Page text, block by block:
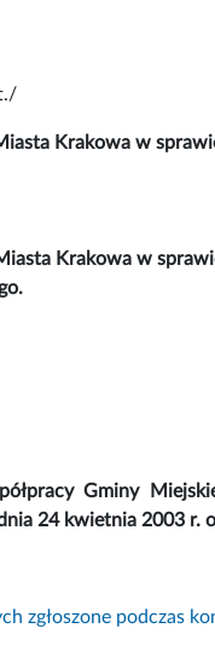
Krakowa w
Krakowa w
Gminy
24 kwietnia 2003 r.
zgłoszone podczas